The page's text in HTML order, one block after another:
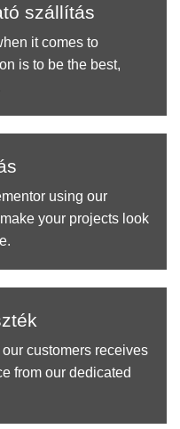
szállítás
it comes to
is to be the best,
using our
your projects look
customers receives
from our dedicated